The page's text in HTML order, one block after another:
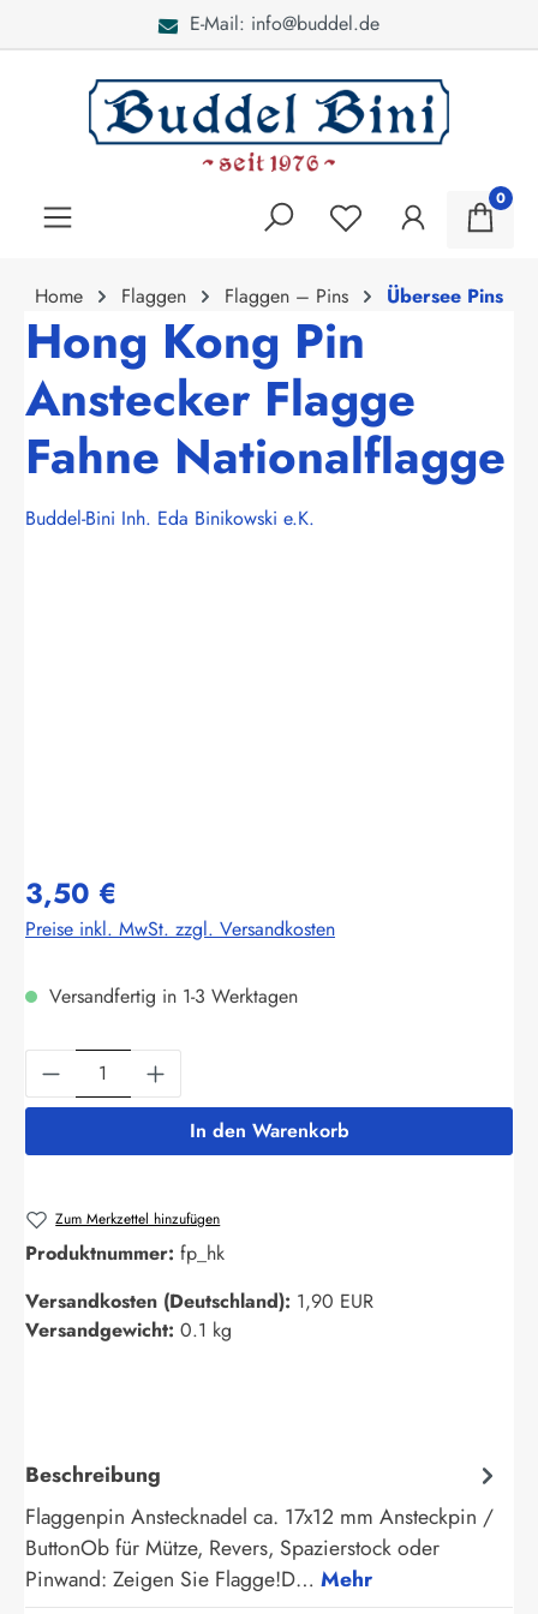
E-Mail: info@buddel.de
0
Home Flaggen Flaggen – Pins Übersee Pins
Hong Kong Pin
Anstecker Flagge
Fahne Nationalflagge
Buddel-Bini Inh. Eda Binikowski e.K.
3,50 €
Preise inkl. MwSt. zzgl. Versandkosten
Versandfertig in 1-3 Werktagen
Produkt Anzahl: Gib den gewünschten
In den Warenkorb
Zum Merkzettel hinzufügen
Produktnummer: fp_hk
Versandkosten (Deutschland): 1,90 EUR
Versandgewicht: 0.1 kg
Beschreibung
Flaggenpin Anstecknadel ca. 17x12 mm Ansteckpin /
ButtonOb für Mütze, Revers, Spazierstock oder
Pinwand: Zeigen Sie Flagge!D… Mehr